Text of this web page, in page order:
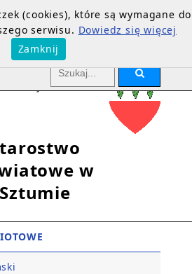
w
Sztumie
(cookies), które są wymagane do
serwisu. Dowiedz się więcej
Zamknij